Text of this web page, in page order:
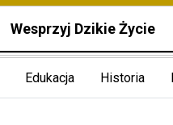
Wesprzyj Dzikie Życie
Edukacja Historia